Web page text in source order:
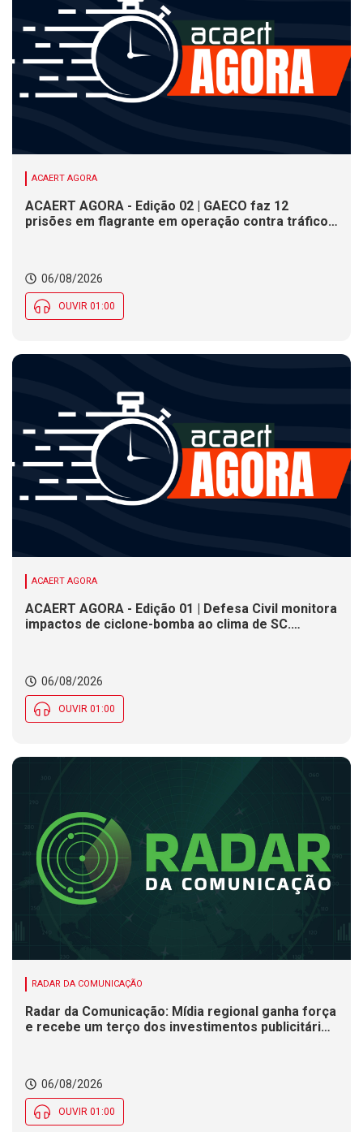
ACAERT AGORA
ACAERT AGORA - Edição 02 | GAECO faz 12
prisões em flagrante em operação contra tráfico
cerâmica em SC
06/08/2026
OUVIR 01:00
ACAERT AGORA
ACAERT AGORA - Edição 01 | Defesa Civil monitora
impactos de ciclone-bomba ao clima de SC.
seletivo nesta quinta (6)
06/08/2026
OUVIR 01:00
RADAR DA COMUNICAÇÃO
Radar da Comunicação: Mídia regional ganha força
e recebe um terço dos investimentos publicitários
06/08/2026
OUVIR 01:00